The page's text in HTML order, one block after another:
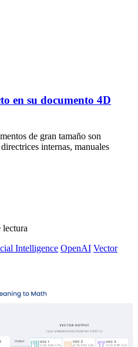
en su documento 4D
de gran tamaño son
internas, manuales
lectura
Intelligence OpenAI Vector